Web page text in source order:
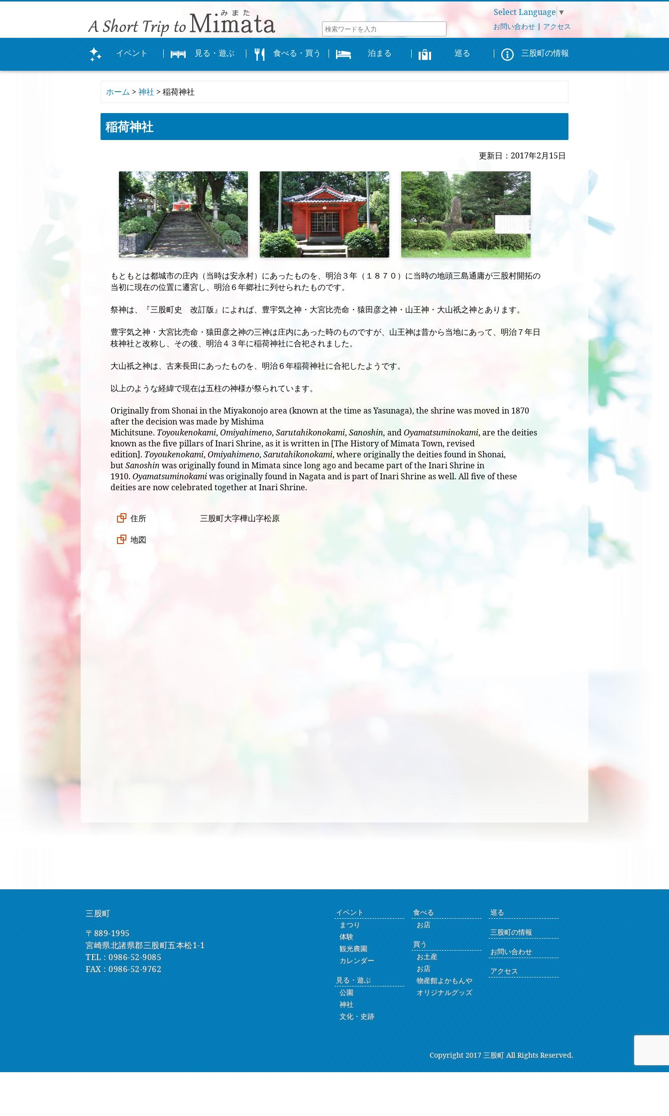
Select Language ▼
お問い合わせ | アクセス
イベント 見る・遊ぶ 食べる・買う 泊まる 巡る 三股町の情報
ホーム > 神社 > 稲荷神社
稲荷神社
更新日：2017年2月15日
もともとは都城市の庄内（当時は安永村）にあったものを、明治３年（１８７０）に当時の地頭三島通庸が三股村開拓の
当初に現在の位置に遷宮し、明治６年郷社に列せられたものです。
祭神は、『三股町史 改訂版』によれば、豊宇気之神・大宮比売命・猿田彦之神・山王神・大山祇之神とあります。
豊宇気之神・大宮比売命・猿田彦之神の三神は庄内にあった時のものですが、山王神は昔から当地にあって、明治７年日
枝神社と改称し、その後、明治４３年に稲荷神社に合祀されました。
大山祇之神は、古来長田にあったものを、明治６年稲荷神社に合祀したようです。
以上のような経緯で現在は五柱の神様が祭られています。
Originally from Shonai in the Miyakonojo area (known at the time as Yasunaga), the shrine was moved in 1870
after the decision was made by Mishima
Michitsune. Toyoukenokami, Omiyahimeno, Sarutahikonokami, Sanoshin, andOyamatsuminokami, are the deities
known as the five pillars of Inari Shrine, as it is written in [The History of Mimata Town, revised
edition]. Toyoukenokami, Omiyahimeno, Sarutahikonokami, where originally the deities found in Shonai,
butSanoshin was originally found in Mimata since long ago and became part of the Inari Shrine in
1910. Oyamatsuminokamiwas originally found in Nagata and is part of Inari Shrine as well. All five of these
deities are now celebrated together at Inari Shrine.
住所
三股町大字樺山字松原
地図
三股町
〒889-1995
宮崎県北諸県郡三股町五本松1-1
TEL :0986-52-9085
FAX : 0986-52-9762
イベント
まつり
体験
観光農園
カレンダー
見る・遊ぶ
公園
神社
文化・史跡
食べる
お店
買う
お土産
お店
物産館よかもんや
オリジナルグッズ
巡る
三股町の情報
お問い合わせ
アクセス
Copyright 2017 三股町 All Rights Reserved.